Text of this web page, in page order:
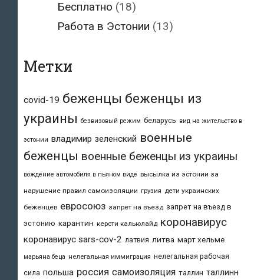
Бесплатно (18)
Работа в Эстонии (13)
Метки
covid-19 беженцы беженцы из
украины безвизовый режим беларусь вид на жительство в
эстонии владимир зеленский военные
беженцы военные беженцы из украины
вождение автомобиля в пьяном виде высылка из эстонии за
нарушение правил самоизоляции грузия
дети украинских
беженцев евросоюз запрет на въезд запрет на въезд в
эстонию карантин керсти кальюлайд коронавирус
коронавирус sars-cov-2 латвия литва март хельме
марьяна беца нелегальная иммиграция нелегальная рабочая
сила польша россия самоизоляция таллин таллинн